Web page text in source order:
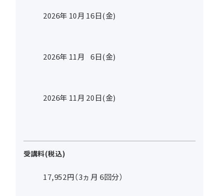
2026年 10月 16日(金)
2026年 11月 6日(金)
2026年 11月 20日(金)
受講料(税込)
17,952円（3ヵ月 6回分）